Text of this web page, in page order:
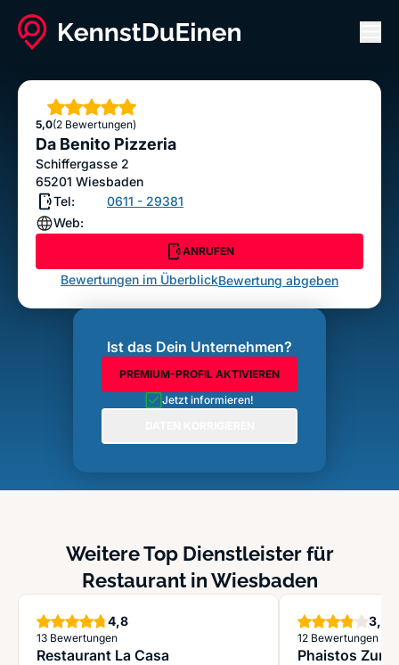
Da Benito Pizzeria
5,0
Sterne
(2 Bewertungen)
Da Benito Pizzeria
Schiffergasse 2
65201 Wiesbaden
Tel:
0611 - 29381
Web:
ANRUFEN
Bewertungen im ÜberblickBewertung abgeben
Ist das Dein Unternehmen?
PREMIUM-PROFIL AKTIVIEREN
Jetzt informieren!
Weitere Top Dienstleister für
Restaurant in Wiesbaden
4,8Sterne
13 Bewertungen
Restaurant La Casa
3,9
12 Bewertungen
Phaistos Zur